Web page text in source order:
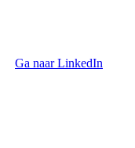
Ga naar LinkedIn